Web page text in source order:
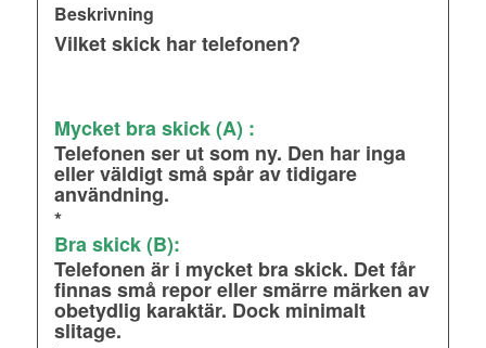
Beskrivning
Vilket skick har telefonen?
Mycket bra skick (A) :
Telefonen ser ut som ny. Den har inga
eller väldigt små spår av tidigare
användning.
*
Bra skick (B):
Telefonen är i mycket bra skick. Det får
finnas små repor eller smärre märken av
obetydlig karaktär. Dock minimalt
slitage.